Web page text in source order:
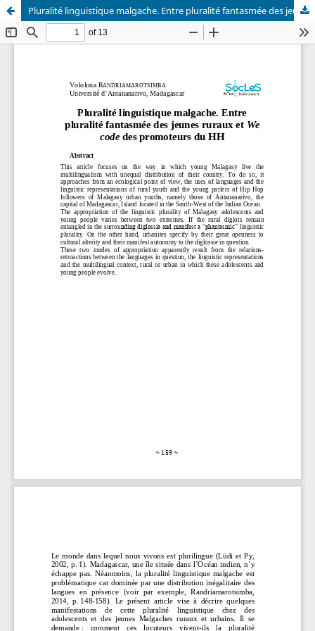
Pluralité linguistique malgache. Entre pluralité fantasmée des jeunes ruraux et We code des promoteurs du HH